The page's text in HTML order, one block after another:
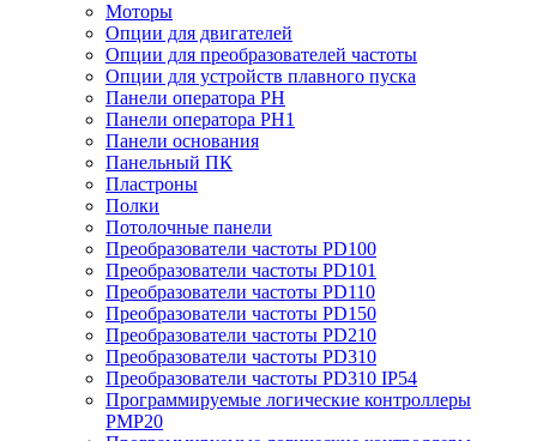
Моторы
Опции для двигателей
Опции для преобразователей частоты
Опции для устройств плавного пуска
Панели оператора PH
Панели оператора PH1
Панели основания
Панельный ПК
Пластроны
Полки
Потолочные панели
Преобразователи частоты PD100
Преобразователи частоты PD101
Преобразователи частоты PD110
Преобразователи частоты PD150
Преобразователи частоты PD210
Преобразователи частоты PD310
Преобразователи частоты PD310 IP54
Программируемые логические контроллеры
PMP20